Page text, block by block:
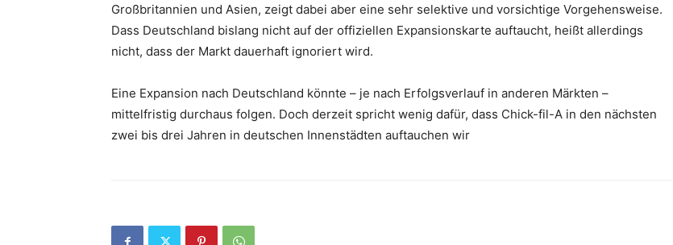
Großbritannien und Asien, zeigt dabei aber eine sehr selektive und vorsichtige Vorgehensweise.
Dass Deutschland bislang nicht auf der offiziellen Expansionskarte auftaucht, heißt allerdings
nicht, dass der Markt dauerhaft ignoriert wird.
Eine Expansion nach Deutschland könnte – je nach Erfolgsverlauf in anderen Märkten –
mittelfristig durchaus folgen. Doch derzeit spricht wenig dafür, dass Chick-fil-A in den nächsten
zwei bis drei Jahren in deutschen Innenstädten auftauchen wir